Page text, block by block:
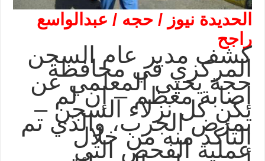
الحديدة نيوز / حجه / عبدالواسع
راجح
كشف مدير عام السجن
المركزي في محافظة
حجة يحيى المعلمي عن
إصابة معظم – إن لم
يكن كل نزلاء السجن –
بمرض الجرب، والذي تم
التأكد منه من خلال
عملية الفحص التي